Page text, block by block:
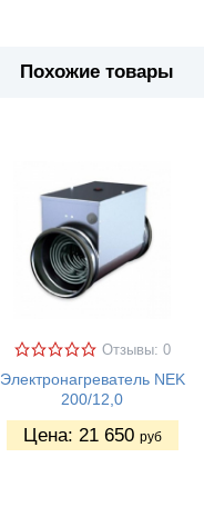
Похожие товары
Отзывы: 0
Электронагреватель NEK
200/12,0
Цена: 21 650 руб